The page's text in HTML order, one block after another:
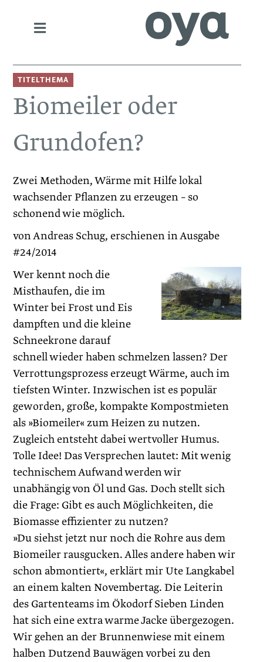
TITELTHEMA
Biomeiler oder
Grundofen?
Zwei Methoden, Wärme mit Hilfe lokal
wachsender Pflanzen zu erzeugen – so
schonend wie möglich.
von Andreas Schug, erschienen in Ausgabe
#24/2014
Wer kennt noch die
Misthaufen, die im
Winter bei Frost und Eis
dampften und die kleine
Schneekrone darauf
schnell wieder haben schmelzen lassen? Der
Verrottungsprozess erzeugt Wärme, auch im
tiefsten Winter. Inzwischen ist es populär
geworden, große, kompakte Kompostmieten
als »Biomeiler« zum Heizen zu nutzen.
Zugleich entsteht dabei wertvoller Humus.
Tolle Idee! Das Versprechen lautet: Mit wenig
technischem Aufwand werden wir
unabhängig von Öl und Gas. Doch stellt sich
die Frage: Gibt es auch Möglichkeiten, die
Biomasse effizienter zu nutzen?
»Du siehst jetzt nur noch die Rohre aus dem
Biomeiler rausgucken. Alles andere haben wir
schon abmontiert«, erklärt mir Ute Langkabel
an einem kalten Novembertag. Die Leiterin
des Gartenteams im Ökodorf Sieben Linden
hat sich eine extra warme Jacke übergezogen.
Wir gehen an der Brunnenwiese mit einem
halben Dutzend Bauwägen vorbei zu den